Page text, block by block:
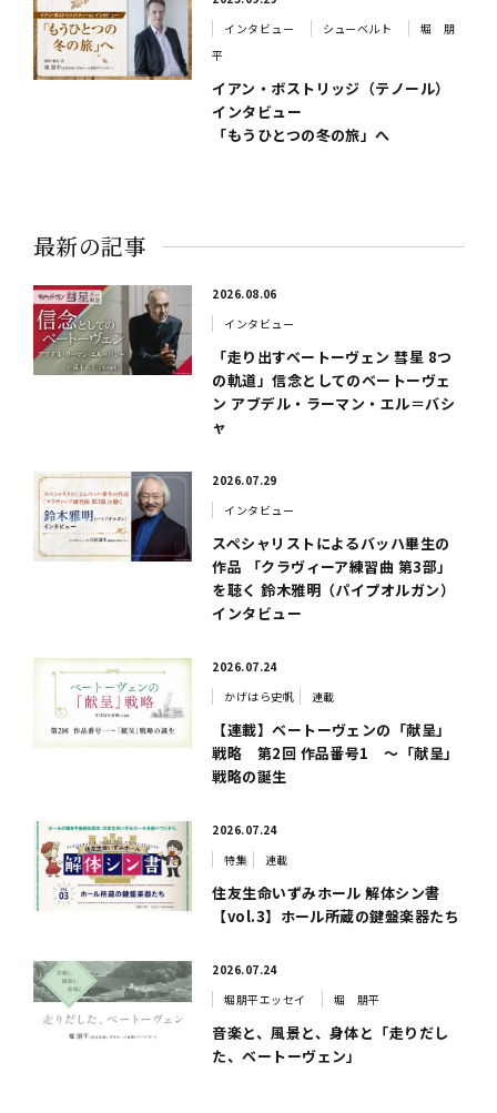
インタビュー
シューベルト
堀 朋
平
イアン・ボストリッジ（テノール）
インタビュー
「もうひとつの冬の旅」へ
最新の記事
2026.08.06
インタビュー
「走り出すベートーヴェン 彗星 8つ
の軌道」信念としてのベートーヴェ
ン アブデル・ラーマン・エル＝バシ
ャ
2026.07.29
インタビュー
スペシャリストによるバッハ畢生の
作品 「クラヴィーア練習曲 第3部」
を聴く 鈴木雅明（パイプオルガン）
インタビュー
2026.07.24
かげはら史帆
連載
【連載】ベートーヴェンの「献呈」
戦略 第2回 作品番号1 ～「献呈」
戦略の誕生
2026.07.24
特集
連載
住友生命いずみホール 解体シン書
【vol.3】ホール所蔵の鍵盤楽器たち
2026.07.24
堀朋平エッセイ
堀 朋平
音楽と、風景と、身体と「走りだし
た、ベートーヴェン」